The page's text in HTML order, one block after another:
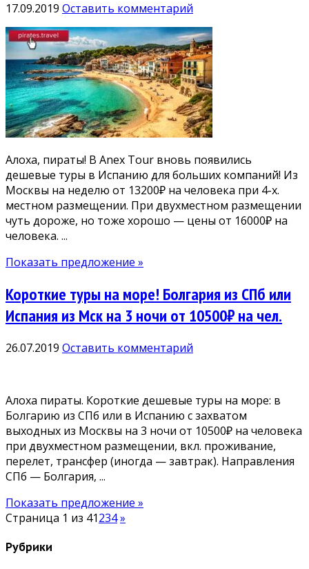
17.09.2019 Оставить комментарий
Алоха, пираты! В Anex Tour вновь появились
дешевые туры в Испанию для больших компаний! Из
Москвы на неделю от 13200₽ на человека при 4-х.
местном размещении. При двухместном размещении
чуть дороже, но тоже хорошо — цены от 16000₽ на
человека. ...
Показать предложение »
Короткие туры на море! Болгария из СПб или
Испания из Мск на 3 ночи от 10500₽ на чел.
26.07.2019 Оставить комментарий
Алоха пираты. Короткие дешевые туры на море: в
Болгарию из СПб или в Испанию с захватом
выходных из Москвы на 3 ночи от 10500₽ на человека
при двухместном размещении, вкл. проживание,
перелет, трансфер (иногда — завтрак). Направления
СПб — Болгария, ...
Показать предложение »
Страница 1 из 41234»
Рубрики